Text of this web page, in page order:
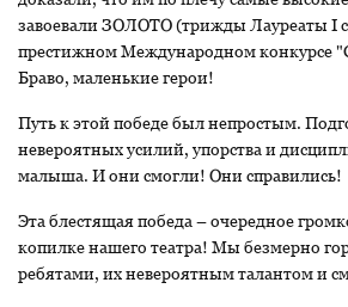
завоевали ЗОЛОТО (трижды Лауреаты I
престижном Международном конкурсе
Браво, маленькие герои!
Путь к этой победе был непростым.
невероятных усилий, упорства и
малыша. И они смогли! Они справились!
Эта блестящая победа – очередное
копилке нашего театра! Мы безмерно
ребятами, их невероятным талантом и